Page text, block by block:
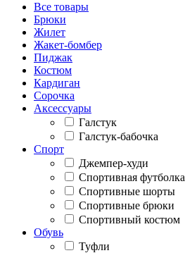
Все товары
Брюки
Жилет
Жакет-бомбер
Пиджак
Костюм
Кардиган
Сорочка
Аксессуары
Галстук
Галстук-бабочка
Спорт
Джемпер-худи
Спортивная футболка
Спортивные шорты
Спортивные брюки
Спортивный костюм
Обувь
Туфли